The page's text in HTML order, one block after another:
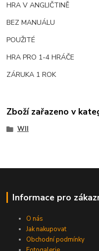
HRA V ANGLIČTINĚ
BEZ MANUÁLU
POUŽITÉ
HRA PRO 1-4 HRÁČE
ZÁRUKA 1 ROK
Zboží zařazeno v
WII
Informace pro
O nás
Jak nakupovat
Obchodní podmínky